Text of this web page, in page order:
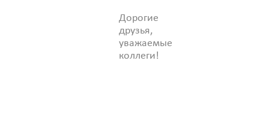
Дорогие
друзья,
уважаемые
коллеги!